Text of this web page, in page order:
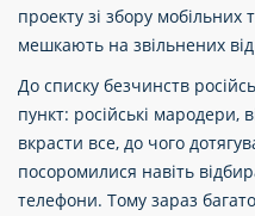
проекту зі збору
мешкають на звільнених від
До списку безчинств
пункт: російські мародери,
вкрасти все, до чого
посоромилися навіть
телефони. Тому зараз